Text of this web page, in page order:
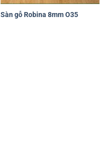
Sàn gỗ Robina 8mm O35